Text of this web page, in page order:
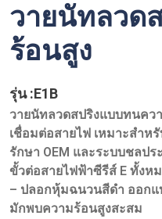
วายนัทลวด
ร้อนสูง
รุ่น :E1B
วายนัทลวดสปริงแบบทนคว
เชื่อมต่อสายไฟ เหมาะสำห
รักษา OEM และระบบชลปร
ขั้วต่อสายไฟฟ้าซีรีส์ E ทั้งห
– ปลอกหุ้มฉนวนสีดำ ออกแ
มักพบความร้อนสูงสะสม